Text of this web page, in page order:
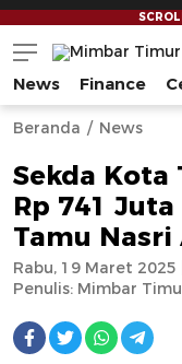
Mimbar Timur
Media
News Finance
Beranda News
Sekda Kota
Rp 741
Tamu
Penulis: Mimbar
Rabu, 19 Maret 2025
--